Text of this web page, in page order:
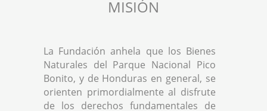
MISIÓN
La Fundación anhela que los Bienes
Naturales del Parque Nacional Pico
Bonito, y de Honduras en general, se
orienten primordialmente al disfrute
de los derechos fundamentales de